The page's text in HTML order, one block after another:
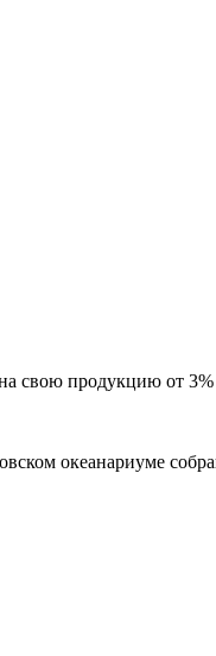
свою продукцию от
океанариуме